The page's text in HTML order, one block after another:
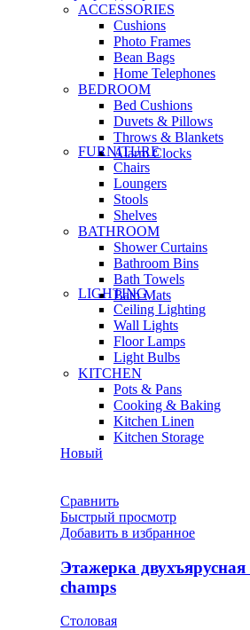
ACCESSORIES
Cushions
Photo Frames
Bean Bags
Home Telephones
BEDROOM
Bed Cushions
Duvets & Pillows
Throws & Blankets
Alarm Clocks
FURNITURE
Chairs
Loungers
Stools
Shelves
BATHROOM
Shower Curtains
Bathroom Bins
Bath Towels
Bath Mats
LIGHTING
Ceiling Lighting
Wall Lights
Floor Lamps
Light Bulbs
KITCHEN
Pots & Pans
Cooking & Baking
Kitchen Linen
Kitchen Storage
Новый
Сравнить
Быстрый просмотр
Добавить в избранное
Этажерка
champs
Столовая